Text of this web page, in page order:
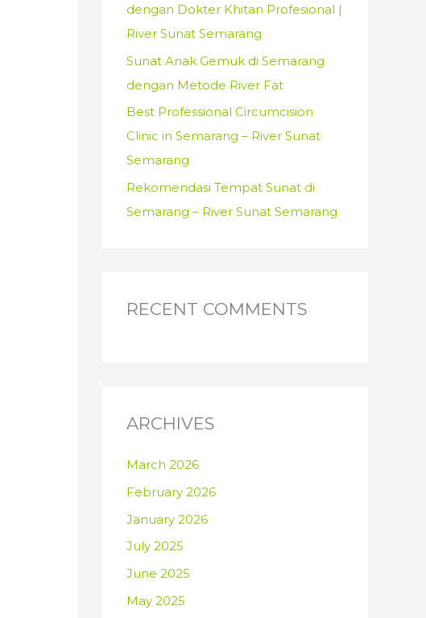
dengan Dokter Khitan Profesional |
River Sunat Semarang
Sunat Anak Gemuk di Semarang
dengan Metode River Fat
Best Professional Circumcision
Clinic in Semarang – River Sunat
Semarang
Rekomendasi Tempat Sunat di
Semarang – River Sunat Semarang
RECENT COMMENTS
ARCHIVES
March 2026
February 2026
January 2026
July 2025
June 2025
May 2025